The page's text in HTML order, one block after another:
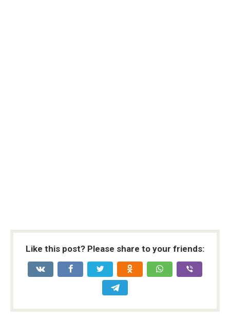
Like this post? Please share to your friends: